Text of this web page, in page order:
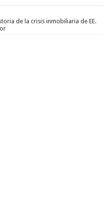
de la crisis inmobiliaria de EE.